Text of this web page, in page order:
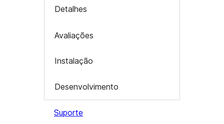
Detalhes
Avaliações
Instalação
Desenvolvimento
Suporte